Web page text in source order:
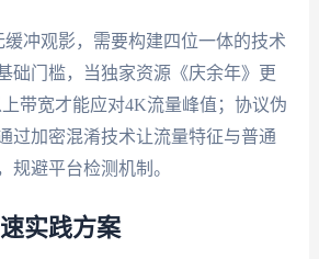
缓冲观影，需要构建四位一体的技术
础门槛，当独家资源《庆余年》更
带宽才能应对4K流量峰值；协议伪
过加密混淆技术让流量特征与普通
规避平台检测机制。
实践方案